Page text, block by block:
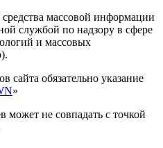
массовой информации
службой по надзору в сфере
и массовых
сайта обязательно указание
»
может не совпадать с точкой